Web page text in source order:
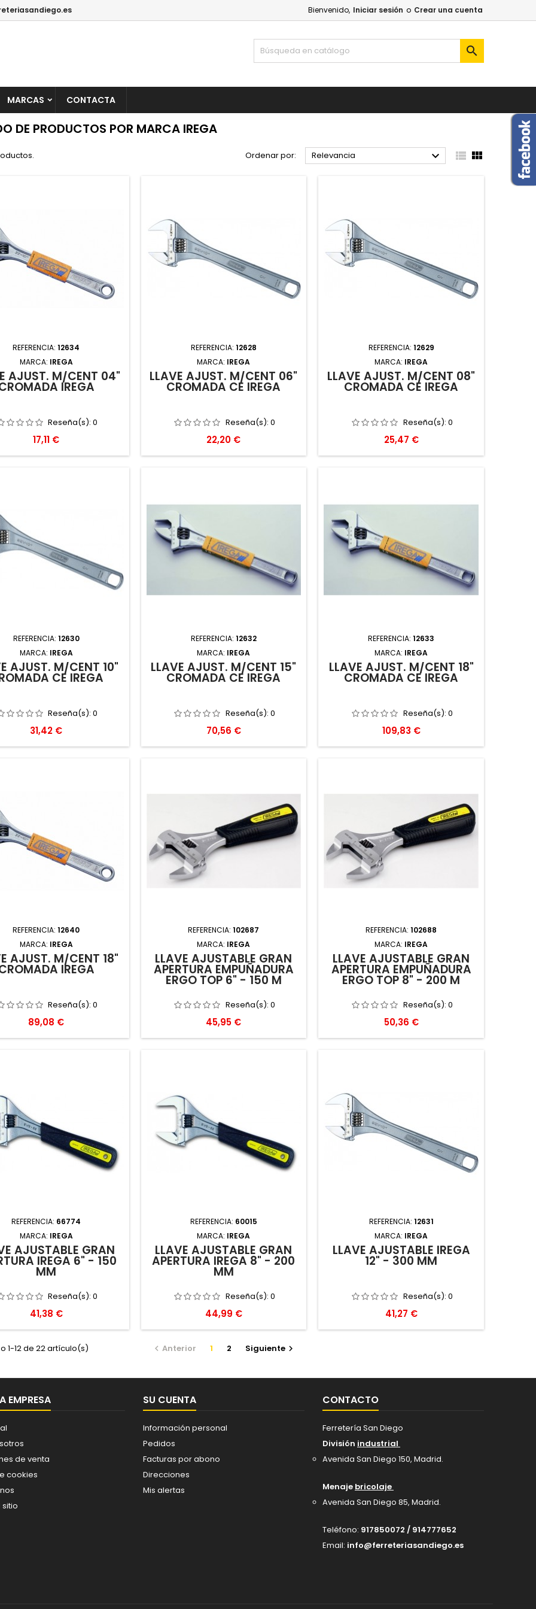
Bienvenido, Iniciar sesión o Crear una cuenta

MARCAS CONTACTA
DE PRODUCTOS POR MARCA IREGA
Ordenar por: Relevancia   
REFERENCIA:12634
MARCA: IREGA
AJUST. M/CENT 04"
IREGA
Reseña(s):0
Precio
17,11 €
REFERENCIA: 12628
MARCA: IREGA
LLAVE AJUST. M/CENT 06"
CROMADA CE IREGA
Reseña(s): 0
Precio
22,20 €
REFERENCIA: 12629
MARCA: IREGA
LLAVE AJUST. M/CENT 08"
CROMADA CE IREGA
Reseña(s): 0
Precio
25,47 €
REFERENCIA: 12630
MARCA: IREGA
AJUST. M/CENT 10"
CE IREGA
Reseña(s):0
Precio
31,42 €
REFERENCIA: 12632
MARCA: IREGA
LLAVE AJUST. M/CENT 15"
CROMADA CE IREGA
Reseña(s): 0
Precio
70,56 €
REFERENCIA:12633
MARCA: IREGA
LLAVE AJUST. M/CENT 18"
CROMADA CE IREGA
Reseña(s): 0
Precio
109,83 €
REFERENCIA:12640
MARCA: IREGA
AJUST. M/CENT 18"
IREGA
Reseña(s):0
Precio
89,08 €
REFERENCIA:102687
MARCA: IREGA
LLAVE AJUSTABLE GRAN
APERTURA EMPUÑADURA
ERGO TOP 6" - 150 M
Reseña(s): 0
Precio
45,95 €
REFERENCIA:102688
MARCA: IREGA
LLAVE AJUSTABLE GRAN
APERTURA EMPUÑADURA
ERGO TOP 8" - 200 M
Reseña(s): 0
Precio
50,36 €
REFERENCIA: 66774
MARCA: IREGA
AJUSTABLE GRAN
IREGA 6" - 150
MM
Reseña(s):0
Precio
41,38 €
REFERENCIA: 60015
MARCA: IREGA
LLAVE AJUSTABLE GRAN
APERTURA IREGA 8" - 200
MM
Reseña(s): 0
Precio
44,99 €
REFERENCIA: 12631
MARCA: IREGA
LLAVE AJUSTABLE IREGA
12" - 300 MM
Reseña(s): 0
Precio
41,27 €
1-12 de 22 artículo(s)  Anterior 1 2 Siguiente 
EMPRESA
de venta
cookies
SU CUENTA
Información personal
Pedidos
Facturas por abono
Direcciones
Mis alertas
CONTACTO
Ferretería San Diego
División industrial
Avenida San Diego 150, Madrid.
Menaje bricolaje
Avenida San Diego 85, Madrid.
Teléfono: 917850072 / 914777652
Email: info@ferreteriasandiego.es